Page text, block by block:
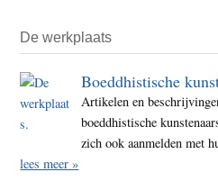
De werkplaats
Boeddhistische
Artikelen en
boeddhistische
zich ook aanmelden met
lees meer »